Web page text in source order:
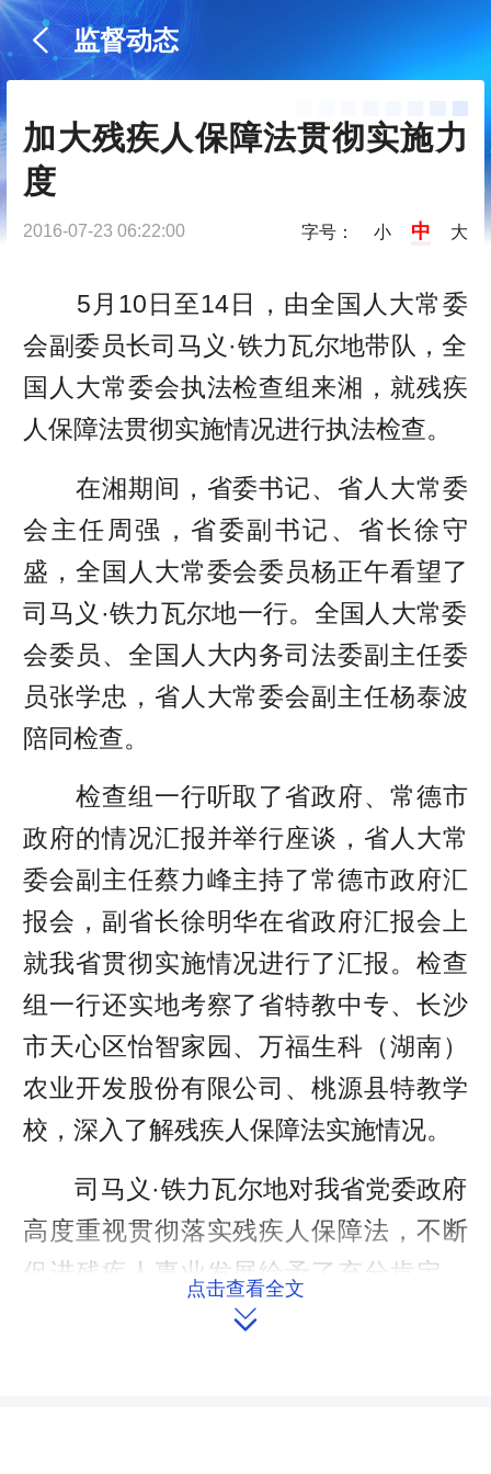
监督动态
加大残疾人保障法贯彻实施力
度
2016-07-23 06:22:00 字号： 小 中 大
5月10日至14日，由全国人大常委
会副委员长司马义·铁力瓦尔地带队，全
国人大常委会执法检查组来湘，就残疾
人保障法贯彻实施情况进行执法检查。
在湘期间，省委书记、省人大常委
会主任周强，省委副书记、省长徐守
盛，全国人大常委会委员杨正午看望了
司马义·铁力瓦尔地一行。全国人大常委
会委员、全国人大内务司法委副主任委
员张学忠，省人大常委会副主任杨泰波
陪同检查。
检查组一行听取了省政府、常德市
政府的情况汇报并举行座谈，省人大常
委会副主任蔡力峰主持了常德市政府汇
报会，副省长徐明华在省政府汇报会上
就我省贯彻实施情况进行了汇报。检查
组一行还实地考察了省特教中专、长沙
市天心区怡智家园、万福生科（湖南）
农业开发股份有限公司、桃源县特教学
校，深入了解残疾人保障法实施情况。
司马义·铁力瓦尔地对我省党委政府
高度重视贯彻落实残疾人保障法，不断
促进残疾人事业发展给予了充分肯定。
他指出，要进一步提高对残疾人事业的
点击查看全文
